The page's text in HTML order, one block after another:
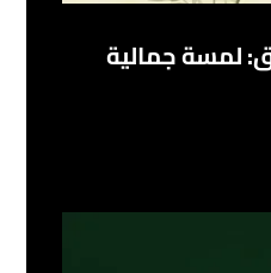
لمسة جمالية